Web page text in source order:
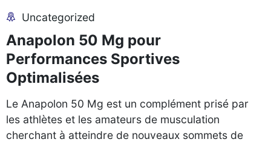
Uncategorized
Anapolon 50 Mg pour
Performances Sportives
Optimalisées
Le Anapolon 50 Mg est un complément prisé par
les athlètes et les amateurs de musculation
cherchant à atteindre de nouveaux sommets de